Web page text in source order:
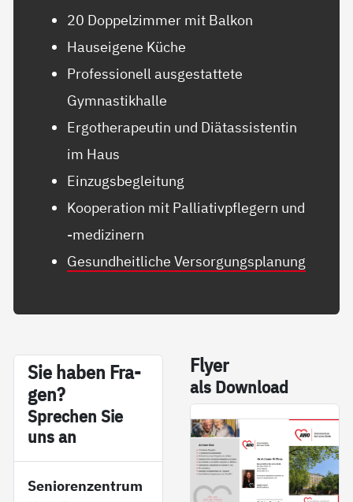
20 Doppelzimmer mit Balkon
Hauseigene Küche
Professionell ausgestattete
Gymnastikhalle
Ergotherapeutin und Diätassistentin
im Haus
Einzugsbegleitung
Kooperation mit Palliativpflegern und
-medizinern
Gesundheitliche Versorgungsplanung
Sie ha­ben Fra­
gen?
Sp­re­chen Sie
uns an
Seniorenzentrum
Fly­er
als Down­load